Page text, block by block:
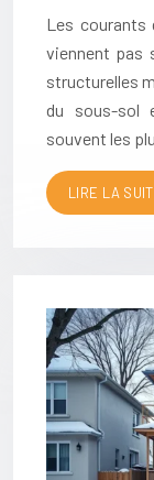
Les courants
viennent pas
structurelles
du sous-sol
souvent les
LIRE LA